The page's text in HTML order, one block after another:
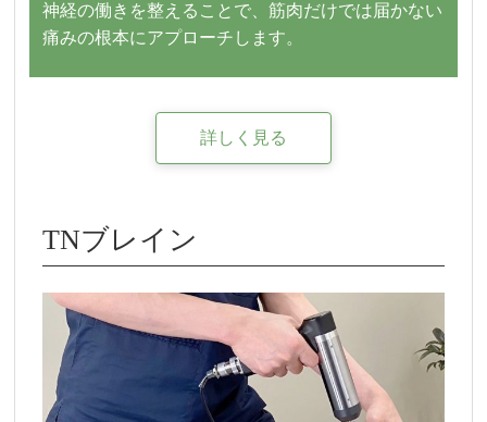
神経の働きを整えることで、筋肉だけでは届かない
痛みの根本にアプローチします。
詳しく見る
TNブレイン